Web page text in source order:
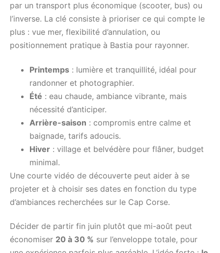
par un transport plus économique (scooter, bus) ou
l’inverse. La clé consiste à prioriser ce qui compte le
plus : vue mer, flexibilité d’annulation, ou
positionnement pratique à Bastia pour rayonner.
Printemps : lumière et tranquillité, idéal pour
randonner et photographier.
Été : eau chaude, ambiance vibrante, mais
nécessité d’anticiper.
Arrière-saison : compromis entre calme et
baignade, tarifs adoucis.
Hiver : village et belvédère pour flâner, budget
minimal.
Une courte vidéo de découverte peut aider à se
projeter et à choisir ses dates en fonction du type
d’ambiances recherchées sur le Cap Corse.
Décider de partir fin juin plutôt que mi-août peut
économiser 20 à 30 % sur l’enveloppe totale, pour